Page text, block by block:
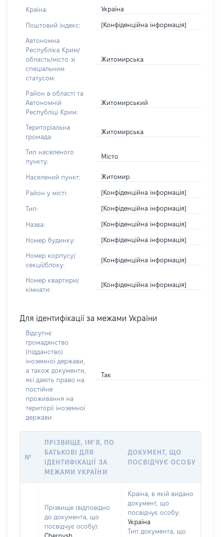
Країна: Україна
Поштовий індекс: [Конфіденційна інформація]
Автономна
Республіка Крим/
область/місто зі
спеціальним
статусом:
Житомирська
Район в області та
Автономній
Республіці Крим:
Житомирський
Територіальна
громада:
Житомирська
Тип населеного
пункту:
Місто
Населений пункт: Житомир
Район у місті: [Конфіденційна інформація]
Тип: [Конфіденційна інформація]
Назва: [Конфіденційна інформація]
Номер будинку: [Конфіденційна інформація]
Номер корпусу/
секції/блоку:
[Конфіденційна інформація]
Номер квартири/
кімнати:
[Конфіденційна інформація]
Для ідентифікації за межами України
Відсутнє
громадянство
(підданство)
іноземної держави,
а також документи,
які дають право на
постійне
проживання на
території іноземної
держави
Так
№
ПРІЗВИЩЕ, ІМ’Я, ПО
БАТЬКОВІ ДЛЯ
ІДЕНТИФІКАЦІЇ ЗА
МЕЖАМИ УКРАЇНИ
ДОКУМЕНТ, ЩО
ПОСВІДЧУЄ ОСОБУ
Прізвище (відповідно
до документа, що
посвідчує особу):
Chernysh
Країна, в якій видано
документ, що
посвідчує особу:
Україна
Тип документа, що